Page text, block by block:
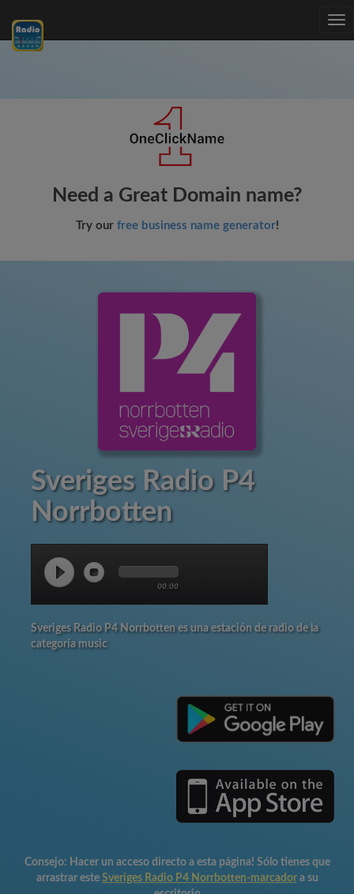
Need a Great Domain name?
Try our free business name generator!
Sveriges Radio P4
Norrbotten
00:00
Sveriges Radio P4 Norrbotten es una estación de radio de la
categoría music
Consejo: Hacer un acceso directo a esta página! Sólo tienes que
arrastrar este Sveriges Radio P4 Norrbotten-marcador a su